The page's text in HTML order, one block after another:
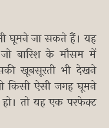
घूमने जा सकते हैं। यह
बारिश के मौसम में
खूबसूरती भी देखने
किसी ऐसी जगह घूमने
हो। तो यह एक परफेक्ट